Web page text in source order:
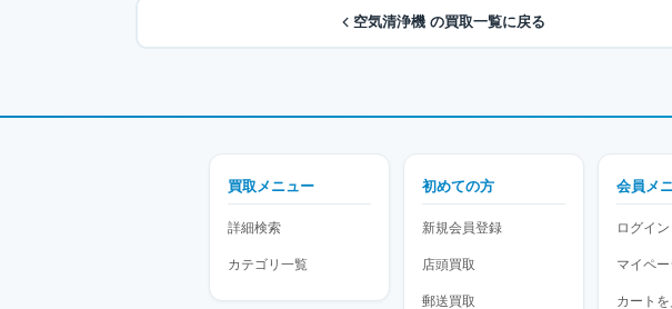
空気清浄機 の買取一覧に戻る
買取メニュー
詳細検索
カテゴリ一覧
初めての方
新規会員登録
店頭買取
郵送買取
会員メ
ログイン
マイペー
カート